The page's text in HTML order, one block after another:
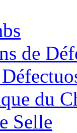
de
du
Selle